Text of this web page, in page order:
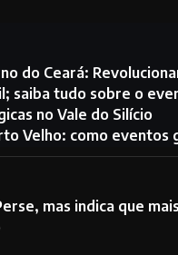
do Ceará:
saiba tudo sobre o
no Vale do Silício
Velho: como
mas indica que